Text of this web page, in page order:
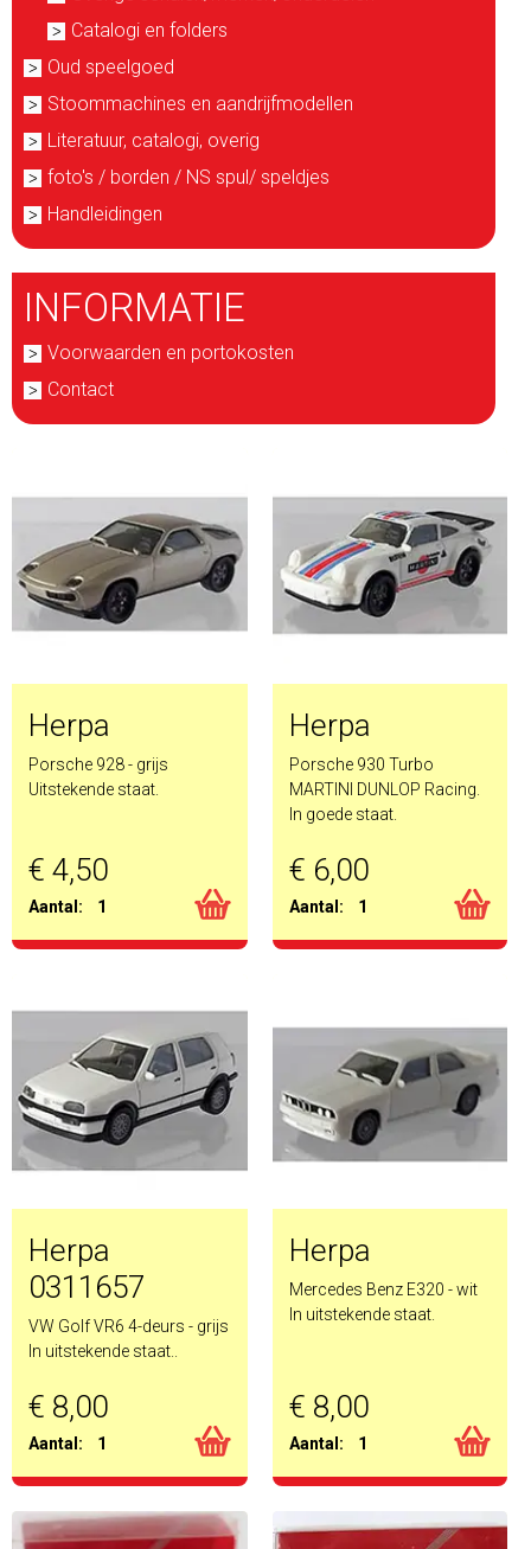
Catalogi en folders
Oud speelgoed
Stoommachines en aandrijfmodellen
Literatuur, catalogi, overig
foto's / borden / NS spul/ speldjes
Handleidingen
INFORMATIE
Voorwaarden en portokosten
Contact
Herpa
Porsche 928 - grijs
Uitstekende staat.
€ 4,50
Aantal: 1
Herpa
Porsche 930 Turbo
MARTINI DUNLOP Racing.
In goede staat.
€ 6,00
Aantal: 1
Herpa
0311657
VW Golf VR6 4-deurs - grijs
In uitstekende staat.
€ 8,00
Aantal: 1
Herpa
Mercedes Benz E320 - wit
In uitstekende staat.
€ 8,00
Aantal: 1